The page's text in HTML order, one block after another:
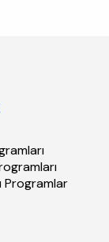
Programlar